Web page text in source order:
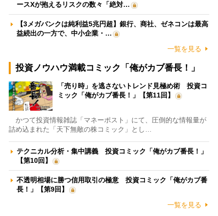
ースXが抱えるリスクの数々「絶対…
【3メガバンクは純利益5兆円超】銀行、商社、ゼネコンは最高
益続出の一方で、中小企業・…
一覧を見る
投資ノウハウ満載コミック「俺がカブ番長！」
「売り時」を逃さないトレンド見極め術 投資コ
ミック「俺がカブ番長！」【第11回】
かつて投資情報雑誌「マネーポスト」にて、圧倒的な情報量が
詰め込まれた「天下無敵の株コミック」とし…
テクニカル分析・集中講義 投資コミック「俺がカブ番長！」
【第10回】
不透明相場に勝つ信用取引の極意 投資コミック「俺がカブ番
長！」【第9回】
一覧を見る